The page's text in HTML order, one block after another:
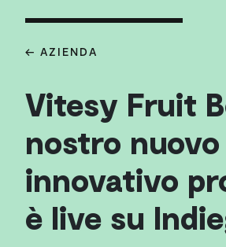
← AZIENDA
Vitesy Fruit
nostro nuovo
innovativo
è live su